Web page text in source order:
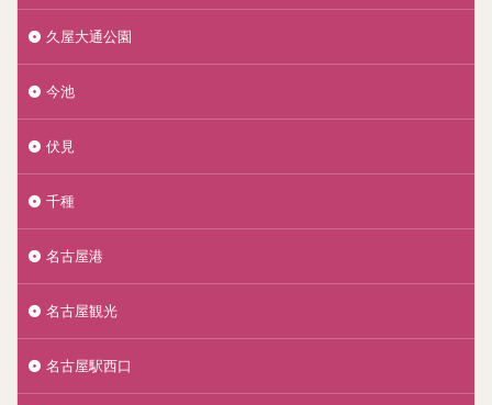
久屋大通公園
今池
伏見
千種
名古屋港
名古屋観光
名古屋駅西口